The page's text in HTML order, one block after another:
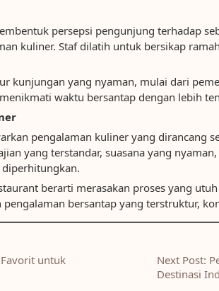
persepsi pengunjung terhadap
kuliner. Staf dilatih untuk bersikap
kunjungan yang nyaman, mulai dari
waktu bersantap dengan lebih
pengalaman kuliner yang dirancang
yang terstandar, suasana yang
berarti merasakan proses yang
bersantap yang terstruktur,
Favorit untuk
Next Post:
Destinasi